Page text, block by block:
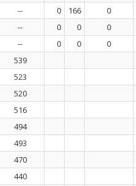
-- 0 166 0
-- 0 0 0
-- 0 0 0
539
523
520
516
494
493
470
440